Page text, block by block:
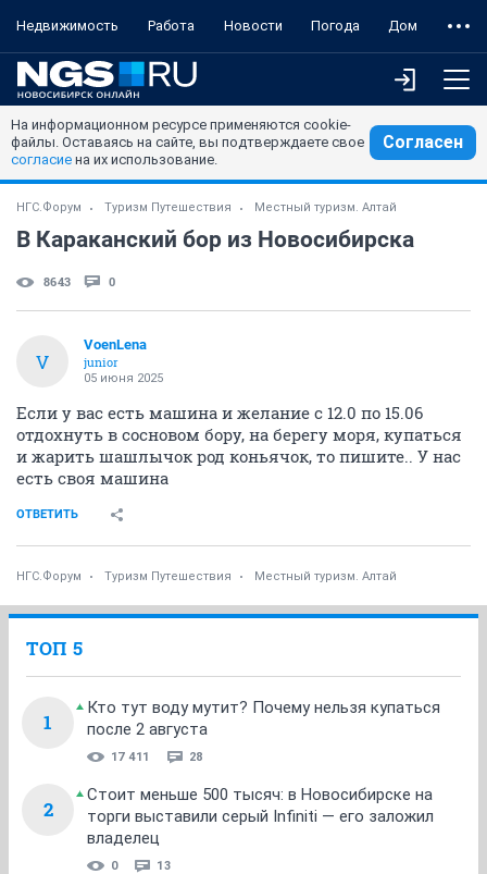
Недвижимость Работа Новости Погода Дом
На информационном ресурсе применяются cookie-
файлы. Оставаясь на сайте, вы подтверждаете свое
согласие на их использование.
Согласен
НГС.Форум Туризм Путешествия Местный туризм. Алтай
В Караканский бор из Новосибирска
8643 0
V
VoenLena
junior
05 июня 2025
Если у вас есть машина и желание с 12.0 по 15.06
отдохнуть в сосновом бору, на берегу моря, купаться
и жарить шашлычок род коньячок, то пишите.. У нас
есть своя машина
ОТВЕТИТЬ
НГС.Форум Туризм Путешествия Местный туризм. Алтай
ТОП 5
1
Кто тут воду мутит? Почему нельзя купаться
после 2 августа
17 411 28
2
Стоит меньше 500 тысяч: в Новосибирске на
торги выставили серый Infiniti — его заложил
владелец
0 13